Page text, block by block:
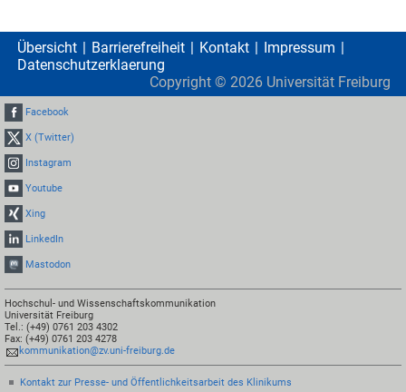
Übersicht Barrierefreiheit Kontakt
Impressum
Datenschutzerklaerung
Copyright © 2026 Universität Freiburg
Facebook
X (Twitter)
Instagram
Youtube
Xing
LinkedIn
Mastodon
Hochschul- und Wissenschaftskommunikation
Universität Freiburg
Tel.: (+49) 0761 203 4302
Fax: (+49) 0761 203 4278
kommunikation@zv.uni-freiburg.de
Kontakt zur Presse- und Öffentlichkeitsarbeit des Klinikums